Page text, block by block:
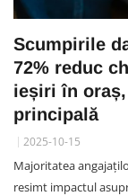
Scumpirile
72% reduc
ieșiri în
principală
2025-10-15
Majoritatea
resimt impactul